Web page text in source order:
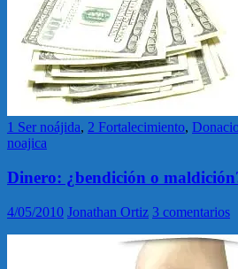
1 Ser noájida, 2 Fortalecimiento,
noajica
Dinero: ¿bendición o
4/05/2010 Jonathan Ortiz 3 comentarios